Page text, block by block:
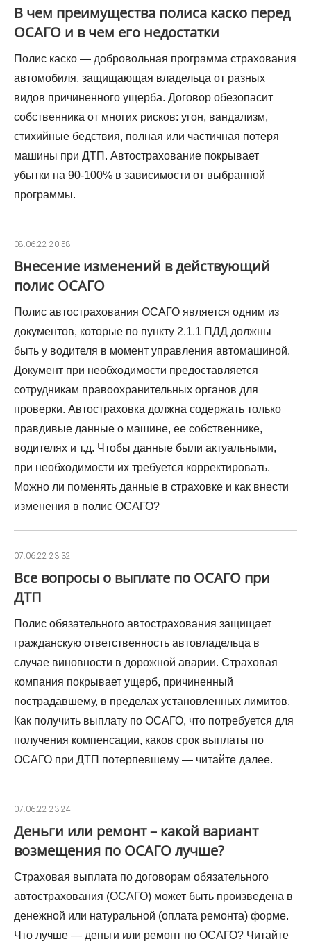
В чем преимущества полиса каско перед
ОСАГО и в чем его недостатки
Полис каско — добровольная программа страхования
автомобиля, защищающая владельца от разных
видов причиненного ущерба. Договор обезопасит
собственника от многих рисков: угон, вандализм,
стихийные бедствия, полная или частичная потеря
машины при ДТП. Автострахование покрывает
убытки на 90-100% в зависимости от выбранной
программы.
08.06.22 20:58
Внесение изменений в действующий
полис ОСАГО
Полис автострахования ОСАГО является одним из
документов, которые по пункту 2.1.1 ПДД должны
быть у водителя в момент управления автомашиной.
Документ при необходимости предоставляется
сотрудникам правоохранительных органов для
проверки. Автостраховка должна содержать только
правдивые данные о машине, ее собственнике,
водителях и т.д. Чтобы данные были актуальными,
при необходимости их требуется корректировать.
Можно ли поменять данные в страховке и как внести
изменения в полис ОСАГО?
07.06.22 23:32
Все вопросы о выплате по ОСАГО при
ДТП
Полис обязательного автострахования защищает
гражданскую ответственность автовладельца в
случае виновности в дорожной аварии. Страховая
компания покрывает ущерб, причиненный
пострадавшему, в пределах установленных лимитов.
Как получить выплату по ОСАГО, что потребуется для
получения компенсации, каков срок выплаты по
ОСАГО при ДТП потерпевшему — читайте далее.
07.06.22 23:24
Деньги или ремонт – какой вариант
возмещения по ОСАГО лучше?
Страховая выплата по договорам обязательного
автострахования (ОСАГО) может быть произведена в
денежной или натуральной (оплата ремонта) форме.
Что лучше — деньги или ремонт по ОСАГО? Читайте